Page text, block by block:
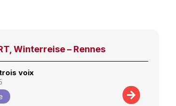
Winterreise – Rennes
voix